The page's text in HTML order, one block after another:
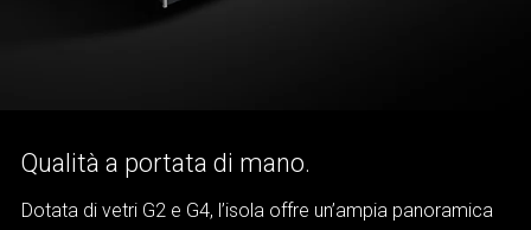
Qualità a portata di mano.
Dotata di vetri G2 e G4, l’isola offre un’ampia panoramica